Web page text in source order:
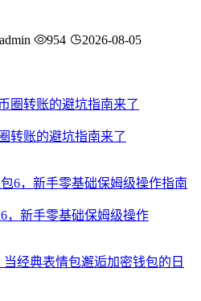
954 2026-08-05
转账的避坑指南来了
，新手零基础保姆级操作